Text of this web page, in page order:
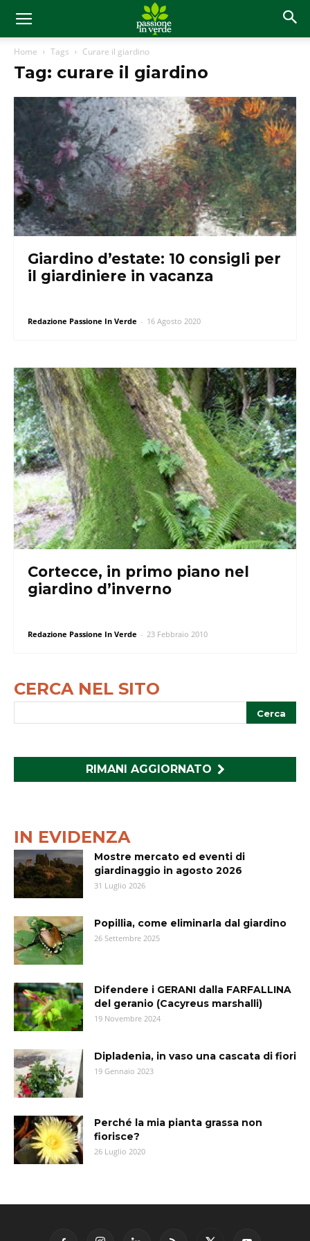
Home Tags Curare il giardino
Tag: curare il giardino
Giardino d’estate: 10 consigli per
il giardiniere in vacanza
Redazione Passione In Verde - 16 Agosto 2020
Cortecce, in primo piano nel
giardino d’inverno
Redazione Passione In Verde - 23 Febbraio 2010
CERCA NEL SITO
RIMANI AGGIORNATO
IN EVIDENZA
Mostre mercato ed eventi di
giardinaggio in agosto 2026
31 Luglio 2026
Popillia, come eliminarla dal giardino
26 Settembre 2025
Difendere i GERANI dalla FARFALLINA
del geranio (Cacyreus marshalli)
19 Novembre 2024
Dipladenia, in vaso una cascata di fiori
19 Gennaio 2023
Perché la mia pianta grassa non
fiorisce?
26 Luglio 2020